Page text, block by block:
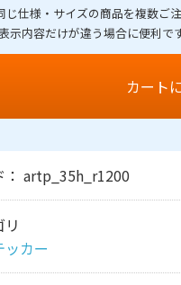
じ仕様・サイズの商品を複数ご
示内容だけが違う場合に便利です
カート
artp_35h_r1200
ッカー